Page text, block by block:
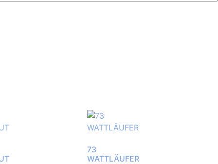
73
WATTLÄUFER